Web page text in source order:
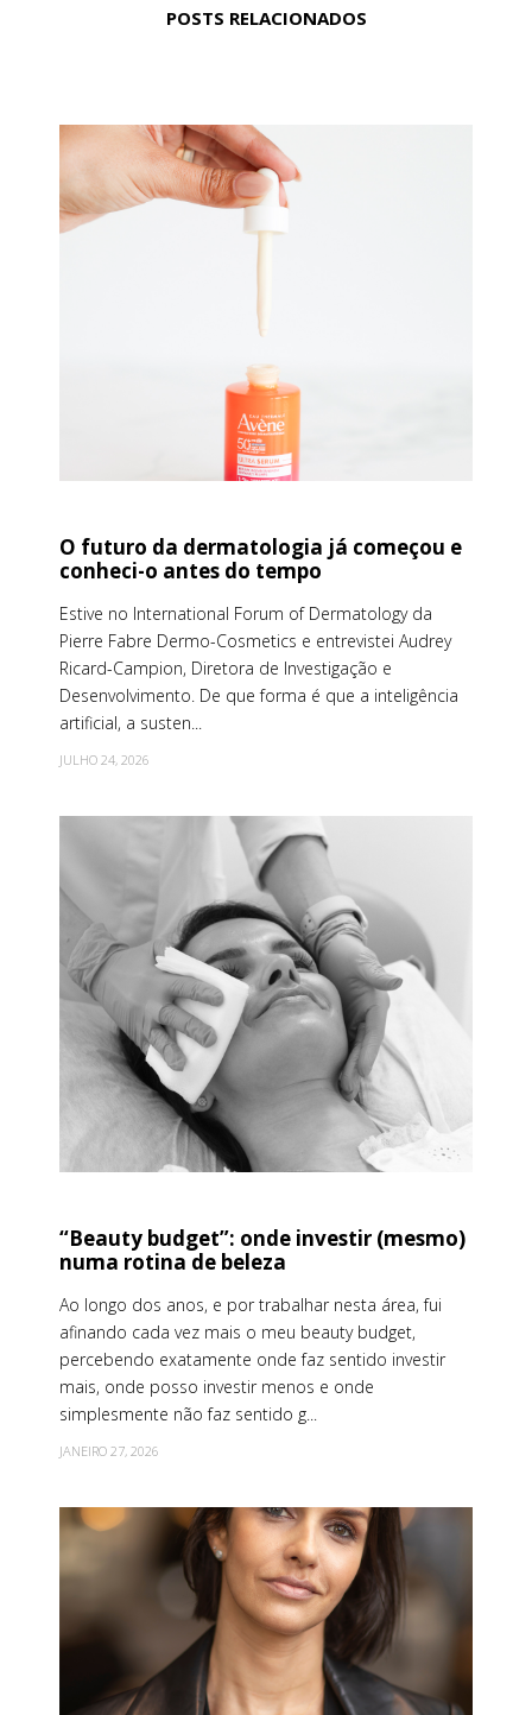
POSTS RELACIONADOS
O futuro da dermatologia já começou e
conheci-o antes do tempo
Estive no International Forum of Dermatology da
Pierre Fabre Dermo-Cosmetics e entrevistei Audrey
Ricard-Campion, Diretora de Investigação e
Desenvolvimento. De que forma é que a inteligência
artificial, a susten...
JULHO 24, 2026
“Beauty budget”: onde investir (mesmo)
numa rotina de beleza
Ao longo dos anos, e por trabalhar nesta área, fui
afinando cada vez mais o meu beauty budget,
percebendo exatamente onde faz sentido investir
mais, onde posso investir menos e onde
simplesmente não faz sentido g...
JANEIRO 27, 2026